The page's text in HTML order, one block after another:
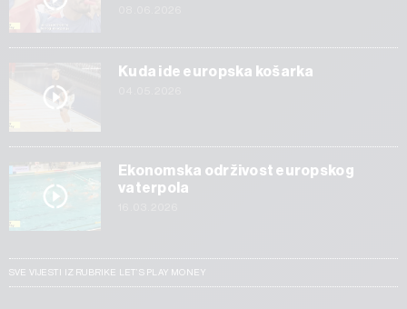
Kuda ide europska košarka
Ekonomska održivost europskog
vaterpola
SVE VIJESTI IZ RUBRIKE LET’S PLAY MONEY